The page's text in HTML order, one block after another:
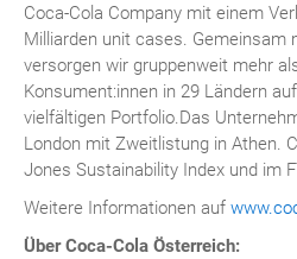
Coca-Cola Company mit einem
Milliarden unit cases. Gemeinsam
versorgen wir gruppenweit mehr
Konsument:innen in 29 Ländern
vielfältigen Portfolio.Das
London mit Zweitlistung in Athen.
Jones Sustainability Index und im
Weitere Informationen auf
Über Coca-Cola Österreich: